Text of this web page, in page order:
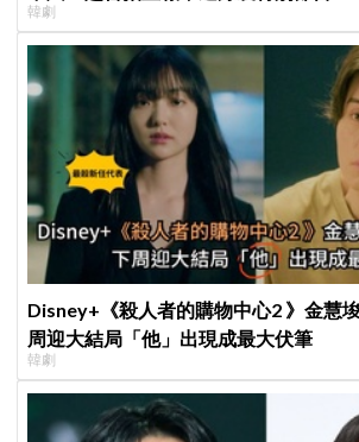
韓劇
Disney+《殺人者的購物中心2 》金慧
周迎大結局「他」出現成最大伏筆
韓劇